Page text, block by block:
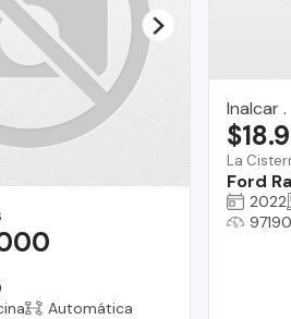
Automática
Inalcar .
La
Ford
2022